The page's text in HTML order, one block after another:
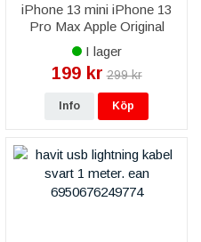
iPhone 13 mini iPhone 13
Pro Max Apple Original
AirTag Leather Loop -
Saddle Brown
I lager
199 kr 299 kr
Info Köp